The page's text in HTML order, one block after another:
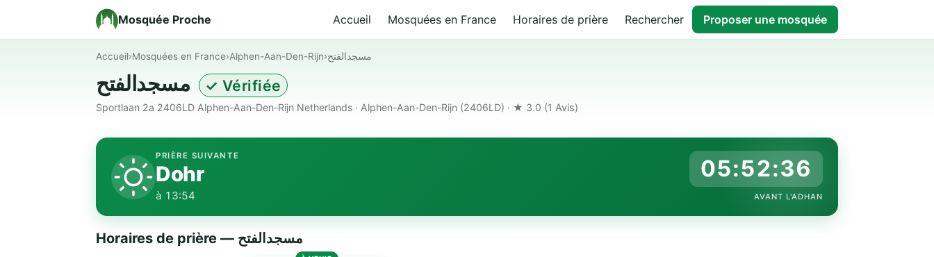
Mosquée Proche Accueil Mosquées en France Horaires de prière Rechercher Proposer une mosquée
Accueil›Mosquées en France›Alphen-Aan-Den-Rijn›مسجدالفتح
✓ Vérifiée
Sportlaan 2a 2406LD Alphen-Aan-Den-Rijn Netherlands · Alphen-Aan-Den-Rijn (2406LD) · ★ 3.0 (1 Avis)
PRIÈRE SUIVANTE
Dohr
à 13:54
05:52:35
AVANT L'ADHAN
Horaires de prière — مسجدالفتح